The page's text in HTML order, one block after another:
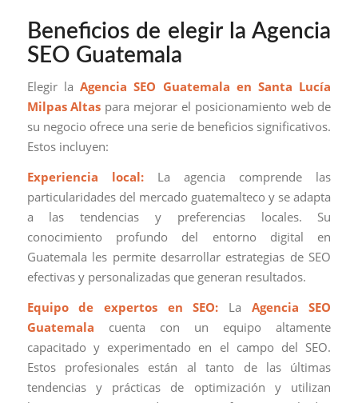
Beneficios de elegir la Agencia
SEO Guatemala
Elegir laAgencia SEO Guatemala en Santa Lucía
Milpas Altas para mejorar el posicionamiento web de
su negocio ofrece una serie de beneficios significativos.
Estos incluyen:
Experiencia local:La agencia comprende las
particularidades del mercado guatemalteco y se adapta
a las tendencias y preferencias locales. Su
conocimiento profundo del entorno digital en
Guatemala les permite desarrollar estrategias de SEO
efectivas y personalizadas que generan resultados.
Equipo de expertos en SEO: La Agencia SEO
Guatemala cuenta con un equipo altamente
capacitado y experimentado en el campo del SEO.
Estos profesionales están al tanto de las últimas
tendencias y prácticas de optimización y utilizan